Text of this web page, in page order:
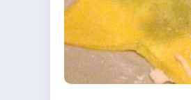
colorare
Supereroi da colorare
DIsegni di Avengers da
colorare
Disegni per il catechismo
Indovinelli per bambini